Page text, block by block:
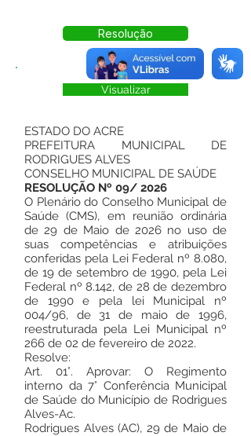
Resolução
Visualizar
ESTADO DO ACRE
PREFEITURA MUNICIPAL DE
RODRIGUES ALVES
CONSELHO MUNICIPAL DE SAÚDE
RESOLUÇÃO Nº 09/ 2026
O Plenário do Conselho Municipal de
Saúde (CMS), em reunião ordinária
de 29 de Maio de 2026 no uso de
suas competências e atribuições
conferidas pela Lei Federal nº 8.080,
de 19 de setembro de 1990, pela Lei
Federal nº 8.142, de 28 de dezembro
de 1990 e pela lei Municipal nº
004/96, de 31 de maio de 1996,
reestruturada pela Lei Municipal nº
266 de 02 de fevereiro de 2022.
Resolve:
Art. 01°. Aprovar: O Regimento
interno da 7° Conferência Municipal
de Saúde do Município de Rodrigues
Alves-Ac.
Rodrigues Alves (AC), 29 de Maio de